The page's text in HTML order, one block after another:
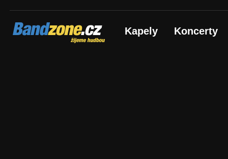
Bandzone.cz
žijeme hudbou Kapely Koncerty